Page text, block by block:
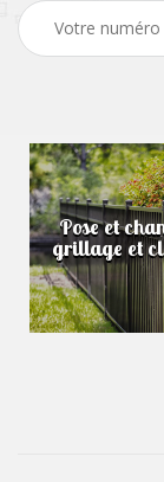
Pose et
grillage et